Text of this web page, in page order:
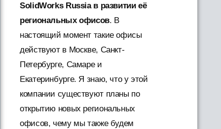
SolidWorks Russia в развитии её
региональных офисов. В
настоящий момент такие офисы
действуют в Москве, Санкт-
Петербурге, Самаре и
Екатеринбурге. Я знаю, что у этой
компании существуют планы по
открытию новых региональных
офисов, чему мы также будем